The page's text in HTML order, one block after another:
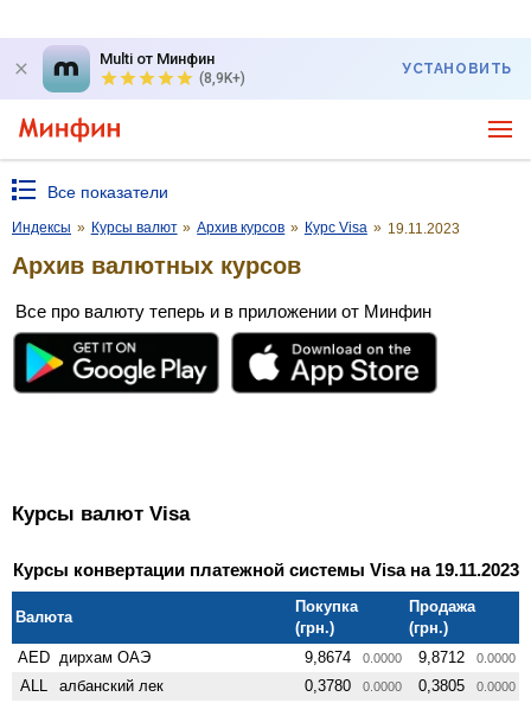
Multi от Минфин
(8,9K+)
УСТАНОВИТЬ
Все показатели
Индексы » Курсы валют » Архив курсов » Курс Visa » 19.11.2023
Архив валютных курсов
Все про валюту теперь и в приложении от Минфин
Курсы валют Visa
Курсы конвертации платежной системы Visa на 19.11.2023
Валюта
Покупка
(грн.)
Продажа
(грн.)
AED дирхам ОАЭ 9,8674 0.0000 9,8712 0.0000
ALL албанский лек 0,3780 0.0000 0,3805 0.0000